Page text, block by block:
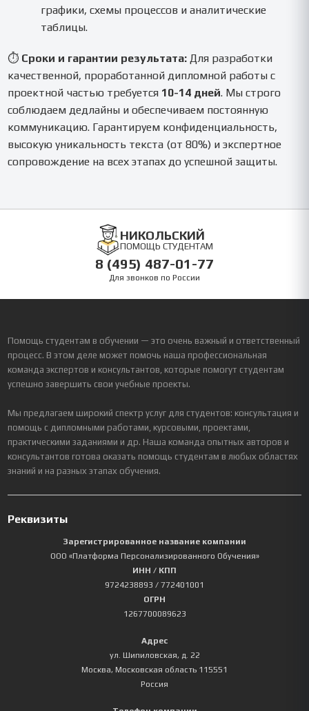
графики, схемы процессов и аналитические
таблицы.
⏱ Сроки и гарантии результата: Для разработки
качественной, проработанной дипломной работы с
проектной частью требуется 10-14 дней. Мы строго
соблюдаем дедлайны и обеспечиваем постоянную
коммуникацию. Гарантируем конфиденциальность,
высокую уникальность текста (от 80%) и экспертное
сопровождение на всех этапах до успешной защиты.
НИКОЛЬСКИЙ
ПОМОЩЬ СТУДЕНТАМ
8 (495) 487-01-77
Для звонков по России
Помощь студентам в обучении — это очень важный и ответственный
процесс. В этом деле может помочь наша профессиональная
команда экспертов и консультантов, которые помогут студентам
успешно завершить свои учебные проекты.
Мы предлагаем широкий спектр услуг для студентов: консультация и
помощь с дипломными работами, курсовыми, проектами,
практическими заданиями и др. Наша команда опытных авторов и
консультантов готова оказать помощь студентам в любых областях
знаний и на разных этапах обучения.
Реквизиты
Зарегистрированное название компании
ООО «Платформа Персонализированного Обучения»
ИНН / КПП
9724238893 / 772401001
ОГРН
1267700089623
Адрес
ул. Шипиловская, д. 22
Москва, Московская область 115551
Россия